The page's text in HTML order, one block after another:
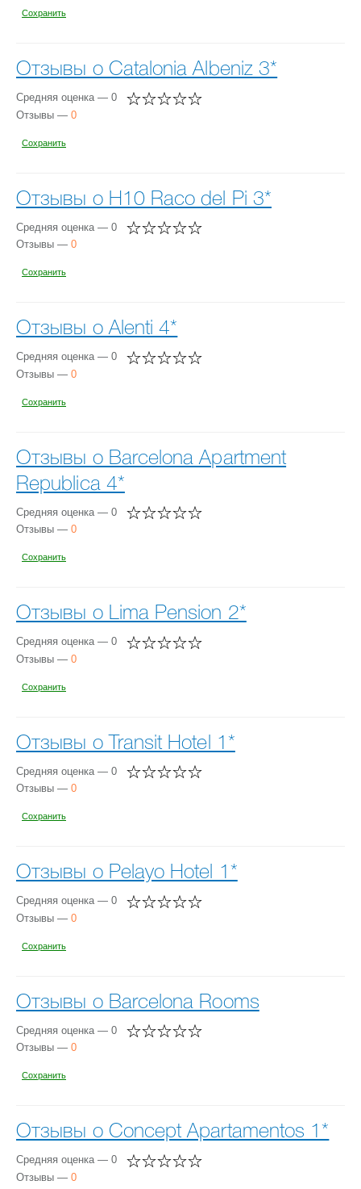
Сохранить
Отзывы о Catalonia Albeniz 3*
Средняя оценка — 0
Отзывы — 0
Сохранить
Отзывы о H10 Raco del Pi 3*
Средняя оценка — 0
Отзывы — 0
Сохранить
Отзывы о Alenti 4*
Средняя оценка — 0
Отзывы — 0
Сохранить
Отзывы о Barcelona Apartment
Republica 4*
Средняя оценка — 0
Отзывы — 0
Сохранить
Отзывы о Lima Pension 2*
Средняя оценка — 0
Отзывы — 0
Сохранить
Отзывы о Transit Hotel 1*
Средняя оценка — 0
Отзывы — 0
Сохранить
Отзывы о Pelayo Hotel 1*
Средняя оценка — 0
Отзывы — 0
Сохранить
Отзывы о Barcelona Rooms
Средняя оценка — 0
Отзывы — 0
Сохранить
Отзывы о Concept Apartamentos 1*
Средняя оценка — 0
Отзывы — 0